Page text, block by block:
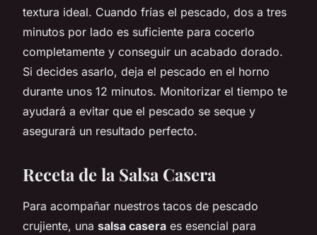
textura ideal. Cuando frías el pescado, dos a tres
minutos por lado es suficiente para cocerlo
completamente y conseguir un acabado dorado.
Si decides asarlo, deja el pescado en el horno
durante unos 12 minutos. Monitorizar el tiempo te
ayudará a evitar que el pescado se seque y
asegurará un resultado perfecto.
Receta de la Salsa Casera
Para acompañar nuestros tacos de pescado
crujiente, una salsa casera es esencial para